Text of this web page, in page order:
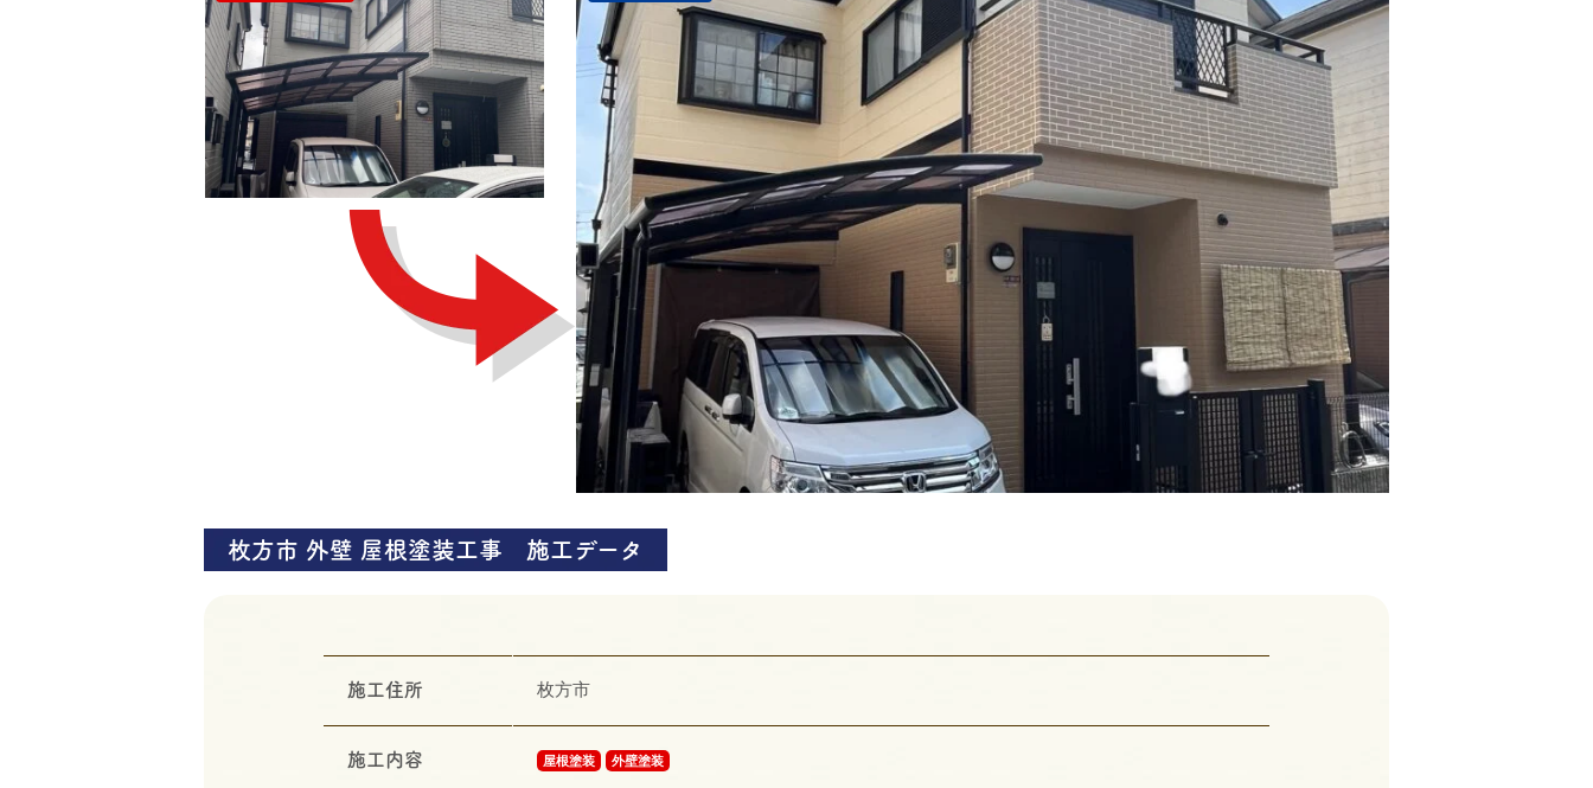
枚方市 外壁 屋根塗装工事 施工データ
施工住所 枚方市
施工内容 屋根塗装 外壁塗装